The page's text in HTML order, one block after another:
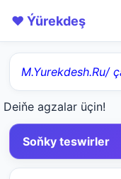
❤️ Ýürekdeş
M.Yurekdesh.Ru/
Deiňe agzalar üçin!
Soňky teswirler